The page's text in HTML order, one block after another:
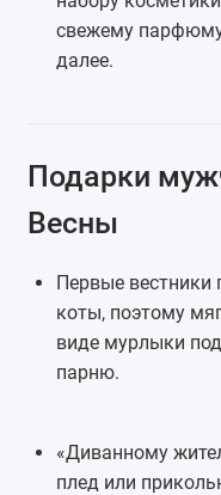
свежему
далее.
Подарки
Весны
Первые вестники
коты, поэтому
виде мурлыки
парню.
«Диванному
плед или